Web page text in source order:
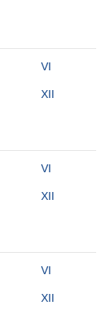
VI
XII
VI
XII
VI
XII